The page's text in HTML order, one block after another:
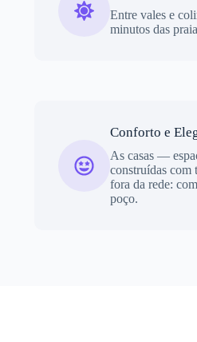
Entre vales e
minutos das
Conforto e
As casas —
construídas com
fora da rede:
poço.